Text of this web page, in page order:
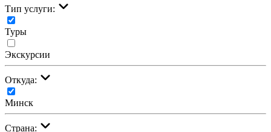
Тип услуги:
Туры
Экскурсии
Откуда:
Минск
Страна: